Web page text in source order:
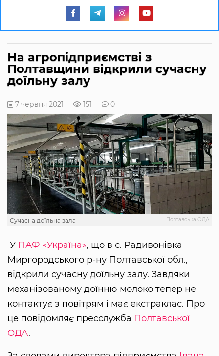
На агропідприємстві з
Полтавщини відкрили сучасну
доїльну залу
7 червня 2021 151 0
Полтавська ОДА
Сучасна доїльна зала
У ПАФ «Україна», що в с. Радивонівка
Миргородського р-ну Полтавської обл.,
відкрили сучасну доїльну залу. Завдяки
механізованому доїнню молоко тепер не
контактує з повітрям і має екстраклас. Про
це повідомляє пресслужба Полтавської
ОДА.